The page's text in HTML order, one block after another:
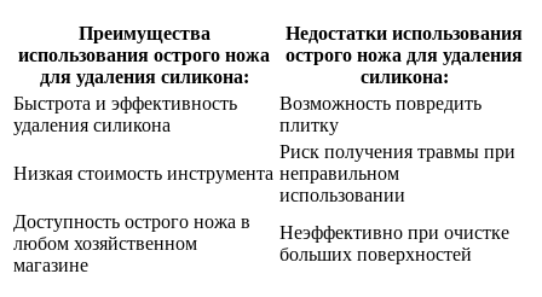
Преимущества
использования острого ножа
для удаления силикона:
Недостатки использования
острого ножа для удаления
силикона:
Быстрота и эффективность
удаления силикона
Возможность повредить
плитку
Низкая стоимость инструмента
Риск получения травмы при
неправильном
использовании
Доступность острого ножа в
любом хозяйственном
магазине
Неэффективно при очистке
больших поверхностей